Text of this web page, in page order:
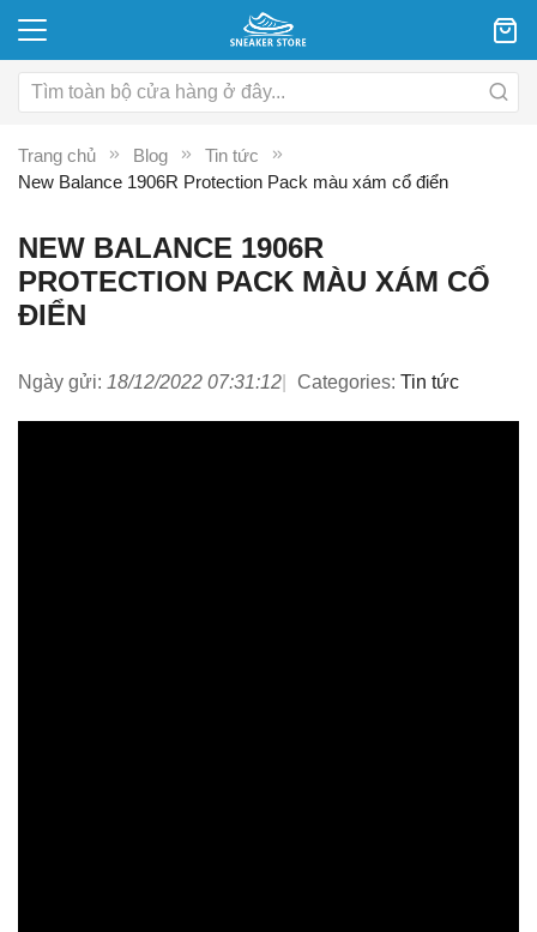
Trang chủ Blog
Tin tức
New Balance 1906R Protection Pack màu xám cổ điển
NEW BALANCE 1906R
PROTECTION PACK MÀU XÁM CỔ
ĐIỂN
Ngày gửi: 18/12/2022 07:31:12 Categories: Tin tức